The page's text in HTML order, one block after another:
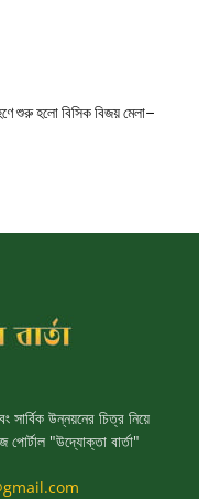
শুরু হলো বিসিক বিজয় মেলা–
সার্বিক উন্নয়নের চিত্র নিয়ে
পোর্টাল "উদ্যোক্তা বার্তা"